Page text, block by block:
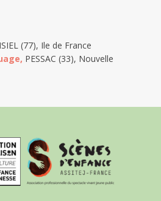
(77), Ile de France
PESSAC (33), Nouvelle